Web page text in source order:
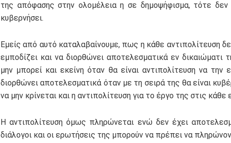
της απόφασης στην ολομέλεια η σε δημοψήφισμα, τότε
κυβερνήσει.
Εμείς από αυτό καταλαβαίνουμε, πως η κάθε αντιπολίτευση
εμποδίζει και να διορθώνει αποτελεσματικά εν δικαιώματι
μην μπορεί και εκείνη όταν θα είναι αντιπολίτευση να την
διορθώνει αποτελεσματικά όταν με τη σειρά της θα είναι
να μην κρίνεται και η αντιπολίτευση για το έργο της στις κάθε
Η αντιπολίτευση όμως πληρώνεται ενώ δεν έχει
διάλογοι και οι ερωτήσεις της μπορούν να πρέπει να